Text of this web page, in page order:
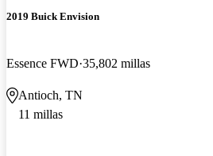
2019 Buick Envision
Essence FWD 35,802 millas
Antioch, TN
11 millas